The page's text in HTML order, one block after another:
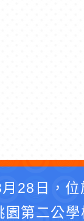
28日，
園第二公